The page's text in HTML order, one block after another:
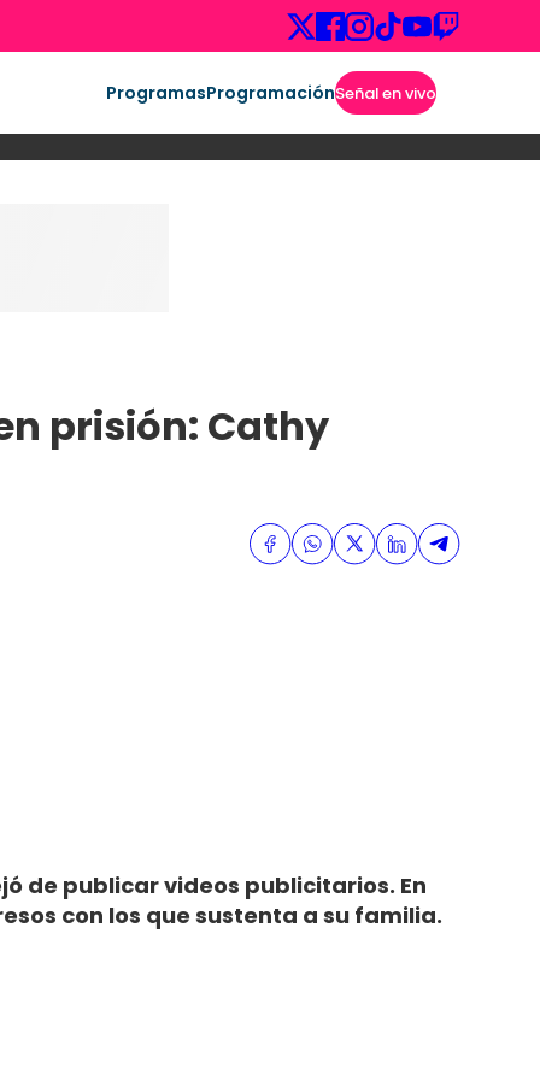
ProgramasProgramaciónSeñal en vivo
prisión: Cathy
de publicar videos publicitarios. En
con los que sustenta a su familia.